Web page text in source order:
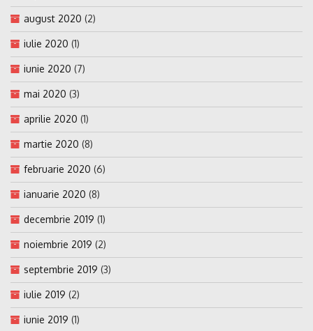
august 2020 (2)
iulie 2020 (1)
iunie 2020 (7)
mai 2020 (3)
aprilie 2020 (1)
martie 2020 (8)
februarie 2020 (6)
ianuarie 2020 (8)
decembrie 2019 (1)
noiembrie 2019 (2)
septembrie 2019 (3)
iulie 2019 (2)
iunie 2019 (1)